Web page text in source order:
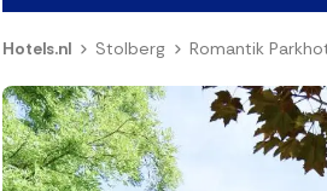
Hotels.nl Stolberg Romantik